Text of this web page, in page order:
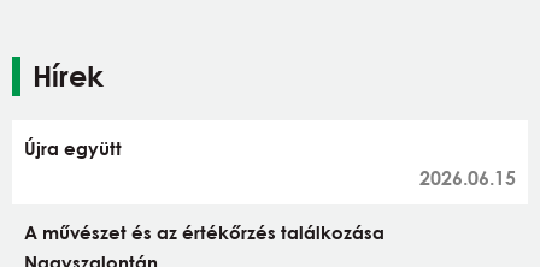
Hírek
Újra együtt
2026.06.15
A művészet és az értékőrzés találkozása
Nagyszalontán